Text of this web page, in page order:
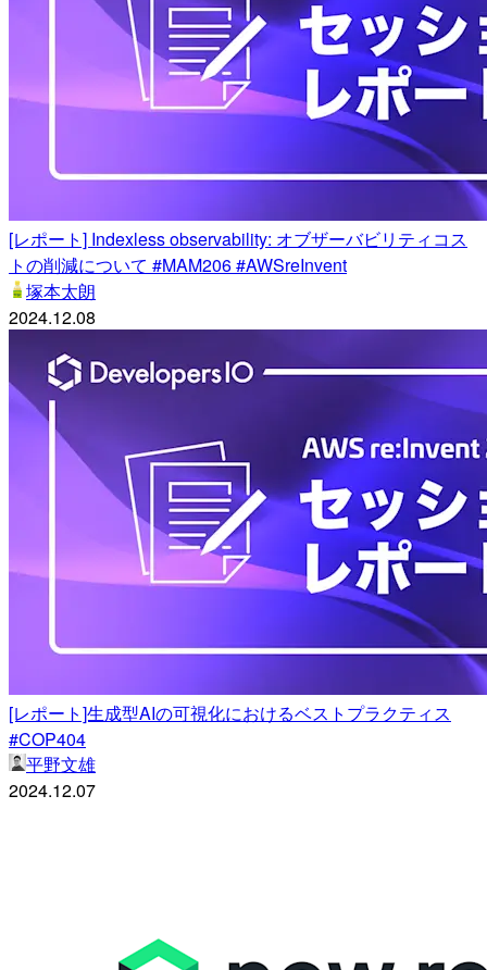
[レポート] Indexless observability: オブザーバビリティコス
トの削減について #MAM206 #AWSreInvent
塚本太朗
2024.12.08
[レポート]生成型AIの可視化におけるベストプラクティス
#COP404
平野文雄
2024.12.07